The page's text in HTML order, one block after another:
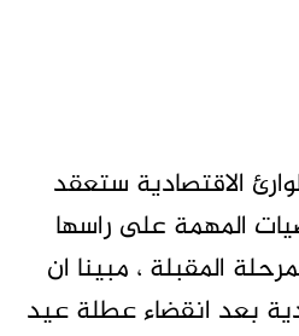
الاقتصادية ستعقد
المهمة على راسها
المقبلة ، مبينا ان
بعد انقضاء عطلة عيد